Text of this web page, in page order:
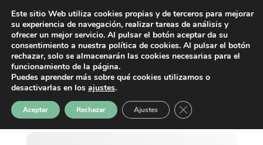
Este sitio Web utiliza cookies propias y de terceros para mejorar
su experiencia de navegación, realizar tareas de análisis y
ofrecer un mejor servicio. Al pulsar el botón aceptar da su
consentimiento a nuestra política de cookies. Al pulsar el botón
rechazar, solo se almacenarán las cookies necesarias para el
funcionamiento de la página.
Puedes aprender más sobre qué cookies utilizamos o
desactivarlas en los ajustes.
Aceptar Rechazar Ajustes Cerrar el banner de